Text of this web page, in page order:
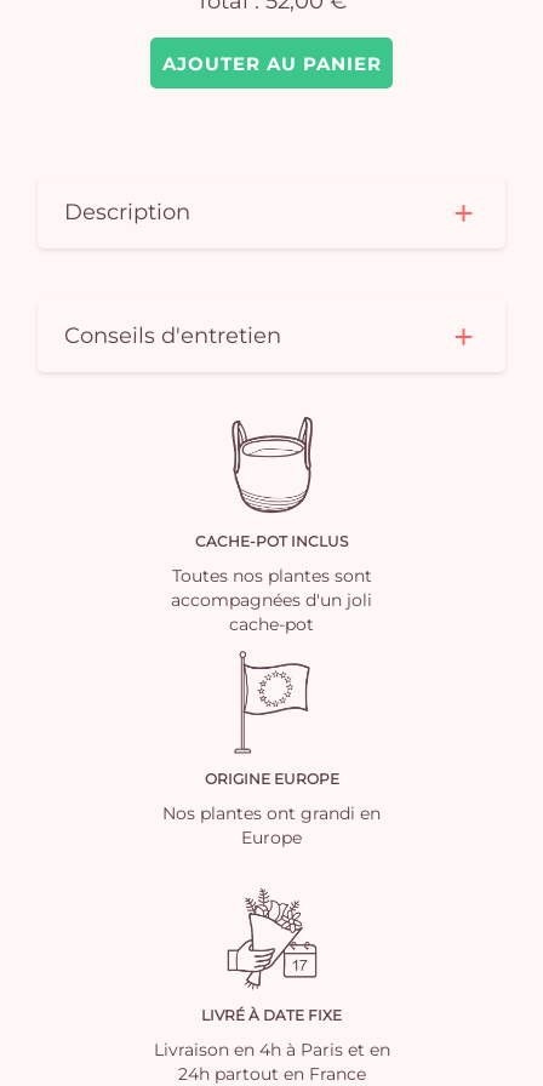
AJOUTER AU PANIER
Description
Conseils d'entretien
CACHE-POT INCLUS
Toutes nos plantes sont
accompagnées d'un joli
cache-pot
ORIGINE EUROPE
Nos plantes ont grandi en
Europe
LIVRÉ À DATE FIXE
Livraison en 4h à Paris et en
24h partout en France